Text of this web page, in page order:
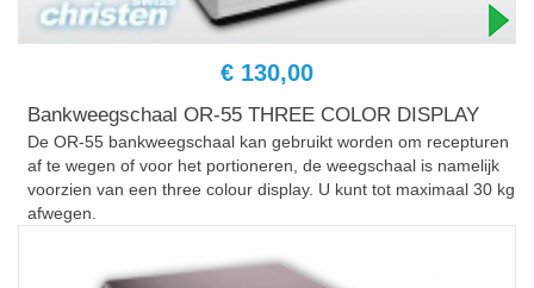
€ 130,00
Bankweegschaal OR-55 THREE COLOR DISPLAY
De OR-55 bankweegschaal kan gebruikt worden om recepturen
af te wegen of voor het portioneren, de weegschaal is namelijk
voorzien van een three colour display. U kunt tot maximaal 30 kg
afwegen.